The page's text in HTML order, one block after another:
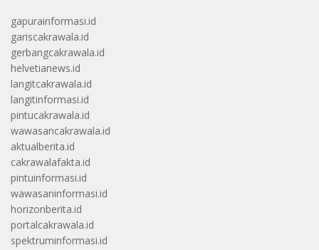
gapurainformasi.id
gariscakrawala.id
gerbangcakrawala.id
helvetianews.id
langitcakrawala.id
langitinformasi.id
pintucakrawala.id
wawasancakrawala.id
aktualberita.id
cakrawalafakta.id
pintuinformasi.id
wawasaninformasi.id
horizonberita.id
portalcakrawala.id
spektruminformasi.id